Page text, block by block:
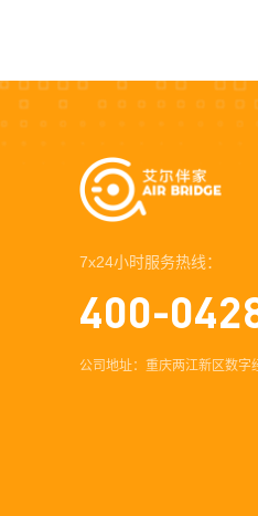
7x24小时服务热线：
400-
公司地址：重庆两江新区数字